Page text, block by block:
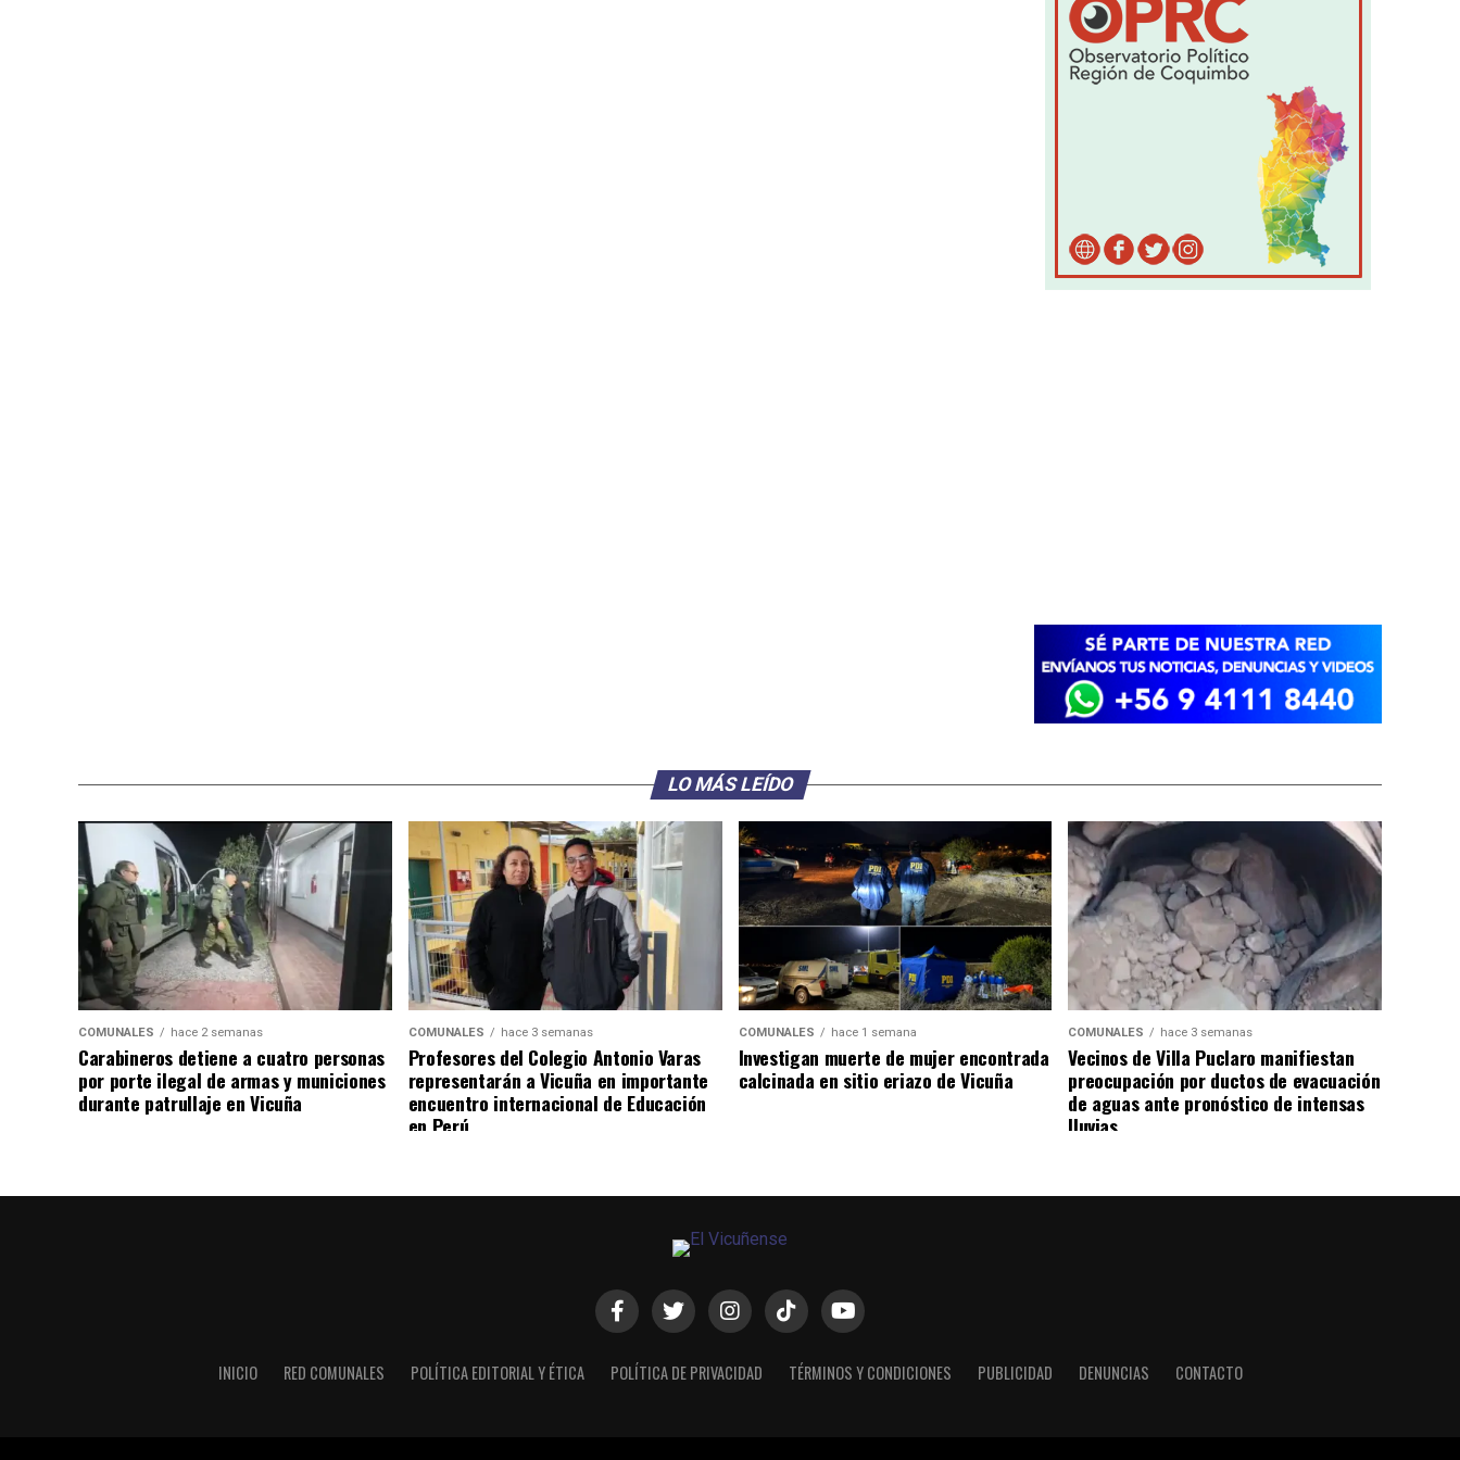
LO MÁS LEÍDO
COMUNALES hace 2 semanas
Carabineros detiene a cuatro personas
por porte ilegal de armas y municiones
durante patrullaje en Vicuña
COMUNALES hace 3 semanas
Profesores del Colegio Antonio Varas
representarán a Vicuña en importante
encuentro internacional de Educación
en Perú
COMUNALES hace 1 semana
Investigan muerte de mujer encontrada
calcinada en sitio eriazo de Vicuña
COMUNALES hace 3 semanas
Vecinos de Villa Puclaro manifiestan
preocupación por ductos de evacuación
de aguas ante pronóstico de intensas
lluvias
INICIO RED COMUNALES POLÍTICA EDITORIAL Y ÉTICA POLÍTICA DE PRIVACIDAD TÉRMINOS Y CONDICIONES PUBLICIDAD DENUNCIAS CONTACTO